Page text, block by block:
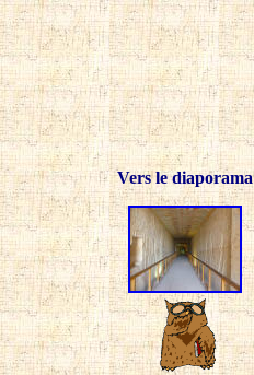
Vers le diaporama